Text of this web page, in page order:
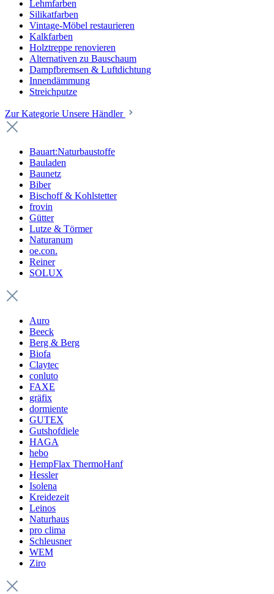
Lehmfarben
Silikatfarben
Vintage-Möbel restaurieren
Kalkfarben
Holztreppe renovieren
Alternativen zu Bauschaum
Dampfbremsen & Luftdichtung
Innendämmung
Streichputze
Zur Kategorie Unsere Händler
Bauart:Naturbaustoffe
Bauladen
Baunetz
Biber
Bischoff & Kohlstetter
frovin
Gütter
Lutze & Törmer
Naturanum
oe.con.
Reiner
SOLUX
Auro
Beeck
Berg & Berg
Biofa
Claytec
conluto
FAXE
gräfix
dormiente
GUTEX
Gutshofdiele
HAGA
hebo
HempFlax ThermoHanf
Hessler
Isolena
Kreidezeit
Leinos
Naturhaus
pro clima
Schleusner
WEM
Ziro